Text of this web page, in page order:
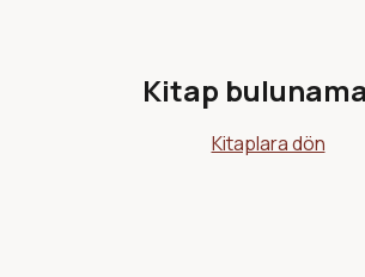
Kitap
Kitaplara dön